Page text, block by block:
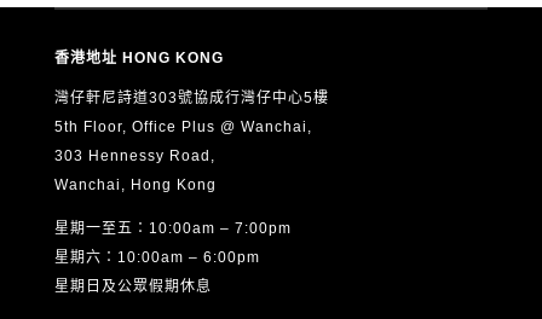
香港地址 HONG KONG
灣仔軒尼詩道303號協成行灣仔中心5樓
5th Floor, Office Plus @ Wanchai,
303 Hennessy Road,
Wanchai, Hong Kong
星期一至五：10:00am – 7:00pm
星期六：10:00am – 6:00pm
星期日及公眾假期休息